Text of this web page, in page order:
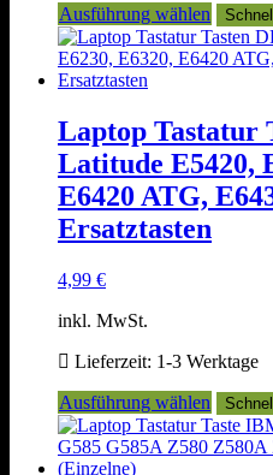
Ausführung wählen
Dieses
weist
auf.
Die
können
auf
Laptop Tastatur
Latitude E5420,
E6420 ATG,
Ersatztasten
4,99 €
inkl. MwSt.
Lieferzeit: 1-3 Werktage
Ausführung wählen
Dieses
weist